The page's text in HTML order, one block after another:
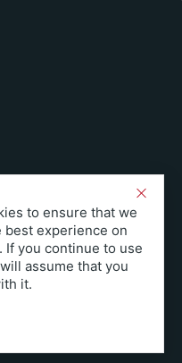
reserved.
or medium without express
to ensure that we
best experience on
If you continue to use
assume that you
it.